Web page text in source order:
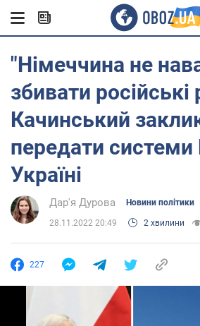
"Німеччина не
збивати російські
Качинський
передати
Україні
Дар'я Дурова Новини політики
28.11.2022 20:49 2 хвилини
227